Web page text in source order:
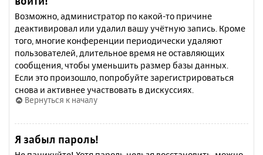
Возможно, администратор по какой-то причине
деактивировал или удалил вашу учётную запись. Кроме
того, многие конференции периодически удаляют
пользователей, длительное время не оставляющих
сообщения, чтобы уменьшить размер базы данных.
Если это произошло, попробуйте зарегистрироваться
снова и активнее участвовать в дискуссиях.
Вернуться к началу
Я забыл пароль!